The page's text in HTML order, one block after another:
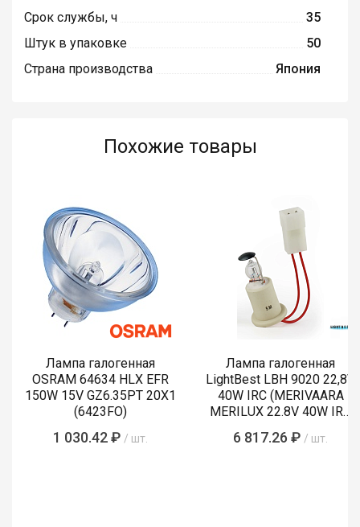
Срок службы, ч
35
Штук в упаковке
50
Страна производства
Япония
Похожие товары
Лампа галогенная
OSRAM 64634 HLX EFR
150W 15V GZ6.35PT 20X1
(6423FO)
1 030.42 ₽ / шт.
Лампа галогенная
LightBest LBH 9020 22,8V
40W IRC (MERIVAARA
MERILUX 22.8V 40W IRC
6 817.26 ₽ / шт.